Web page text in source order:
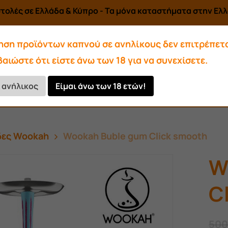
σε Ελλάδα & Κύπρο - Τα μόνα καταστήματα στην
Αρωματικά-Υγρά Κάρβουνα
Wookah Wookah Buble gum Click smooth
προϊόντων καπνού σε ανηλίκους δεν
ότι είστε άνω των 18 για να συνεχίσετε.
ανήλικος Είμαι άνω των 18 ετών!